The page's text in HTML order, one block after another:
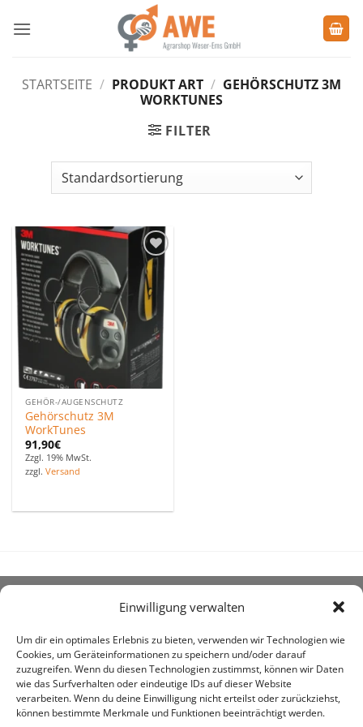
Einwilligung verwalten
Um dir ein optimales Erlebnis zu bieten, verwenden wir Technologien wie
Cookies, um Geräteinformationen zu speichern und/oder darauf
zuzugreifen. Wenn du diesen Technologien zustimmst, können wir Daten
wie das Surfverhalten oder eindeutige IDs auf dieser Website
verarbeiten. Wenn du deine Einwilligung nicht erteilst oder zurückziehst,
können bestimmte Merkmale und Funktionen beeinträchtigt werden.
Inhalt
STARTSEITE / PRODUKT ART / GEHÖRSCHUTZ 3M
WORKTUNES
FILTER
Zu den
Favoriten
hinzufügen
GEHÖR-/AUGENSCHUTZ
Gehörschutz 3M
WorkTunes
91,90€
Zzgl. 19% MwSt.
zzgl.Versand